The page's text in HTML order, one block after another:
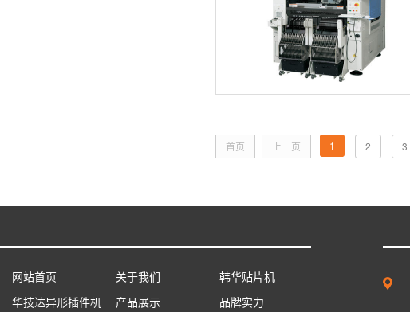
首页 上一页 1 2 3
网站首页 关于我们
韩华贴片机
华技达异形插件机
产品展示
品牌实力